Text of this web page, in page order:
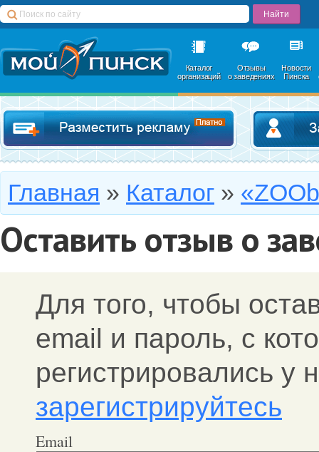
Каталог
организаций
Отзывы
о заведениях
Новости
Пинска
Добавить в
Главная » Каталог »
Оставить отзыв о
Для того, чтобы
email и пароль, c
регистрировались у
зарегистрируйтесь
Email